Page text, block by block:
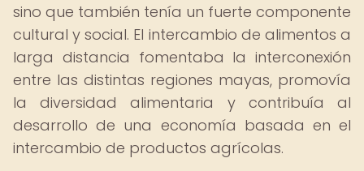
sino que también tenía un fuerte componente
cultural y social. El intercambio de alimentos a
larga distancia fomentaba la interconexión
entre las distintas regiones mayas, promovía
la diversidad alimentaria y contribuía al
desarrollo de una economía basada en el
intercambio de productos agrícolas.